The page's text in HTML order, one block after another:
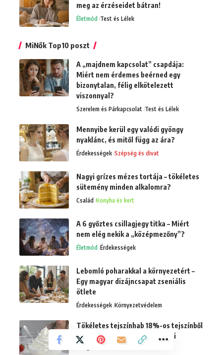
meg az érzéseidet bátran!
Életmód Test és Lélek
MiNők Top10 poszt
A „majdnem kapcsolat” csapdája:
Miért nem érdemes beérned egy
bizonytalan, félig elkötelezett
viszonnyal?
Szerelem és Párkapcsolat Test és Lélek
Mennyibe kerül egy valódi gyöngy
nyaklánc, és mitől függ az ára?
Érdekességek Szépség és divat
Nagyi grízes mézes tortája – tökéletes
sütemény minden alkalomra?
Család Konyha és kert
A 6 győztes csillagjegy titka – Miért
nem elég nekik a „középmezőny”?
Életmód Érdekességek
Lebomló poharakkal a környezetért –
Egy magyar dizájncsapat zseniális
ötlete
Érdekességek Környezetvédelem
Tökéletes tejszínhab 18%-os tejszínből
– hűtési trükkök és stabilizálási
megoldások